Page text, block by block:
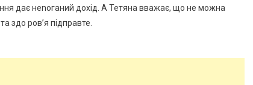
дає неnоганий дохід. А Тетяна вважає, що не можна
здо ров’я підправте.